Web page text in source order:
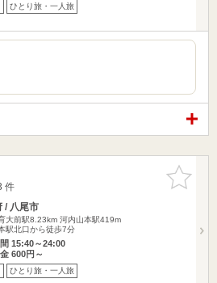
ひとり旅・一人旅
お気に入
りに追加
件
/ 八尾市
大前駅8.23km 河内山本駅419m
駅北口から徒歩7分
15:40～24:00
600円～
ひとり旅・一人旅